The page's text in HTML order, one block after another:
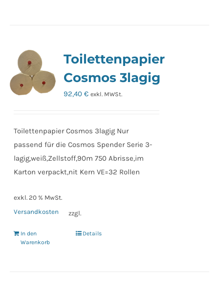
Toilettenpapier
Cosmos 3lagig
92,40€ exkl. MWSt.
Toilettenpapier Cosmos 3lagig Nur
passend für die Cosmos Spender Serie 3-
lagig,weiß,Zellstoff,90m 750 Abrisse,im
Karton verpackt,nit Kern VE=32 Rollen
exkl. 20 % MwSt.
zzgl.
Versandkosten
In den
Warenkorb
Details